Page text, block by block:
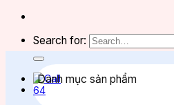
Search for:
Danh mục sản phẩm